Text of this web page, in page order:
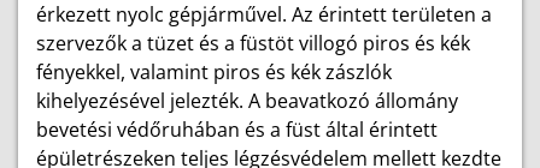
érkezett nyolc gépjárművel. Az érintett területen a
szervezők a tüzet és a füstöt villogó piros és kék
fényekkel, valamint piros és kék zászlók
kihelyezésével jelezték. A beavatkozó állomány
bevetési védőruhában és a füst által érintett
épületrészeken teljes légzésvédelem mellett kezdte